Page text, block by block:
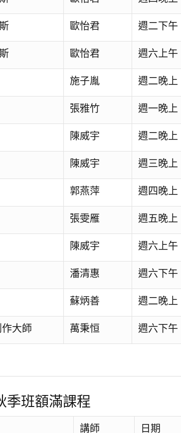
歐怡君 週二下午
歐怡君 週六上午
施子胤 週二晚上
張雅竹 週一晚上
陳威宇 週二晚上
陳威宇 週三晚上
郭燕萍 週四晚上
張雯雁 週五晚上
陳威宇 週六上午
潘清惠 週六下午
蘇炳善 週二晚上
大師 萬秉恒 週六下午
季班額滿課程
講師 日期